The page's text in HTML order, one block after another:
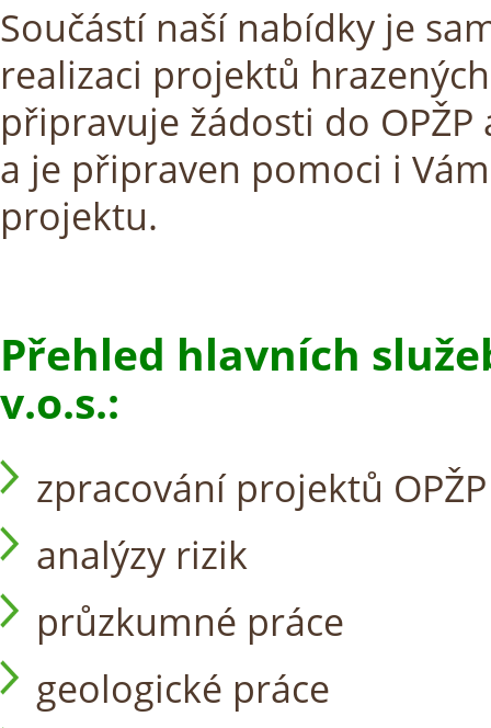
Součástí naší nabídky je
realizaci projektů
připravuje žádosti do
a je připraven pomoci i
projektu.
Přehled hlavních
v.o.s.:
zpracování projektů OPŽP
analýzy rizik
průzkumné práce
geologické práce